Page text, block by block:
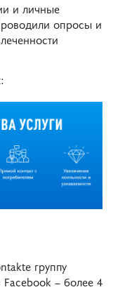
и личные
опросы и
группу
Facebook – более 4